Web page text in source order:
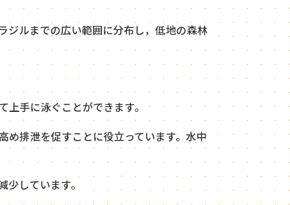
ジルまでの広い範囲に分布し，低地の森林
手に泳ぐことができます。
め排泄を促すことに役立っています。水中
しています。